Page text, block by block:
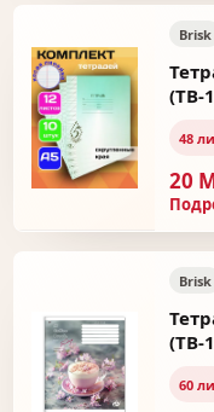
Brisk
(ТВ-
48
20
Brisk
(ТВ-
60